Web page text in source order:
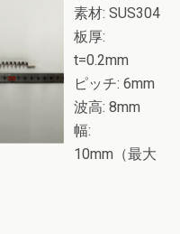
素材: SUS304
板厚:
t=0.2mm
ピッチ: 6mm
波高: 8mm
幅:
10mm（最大